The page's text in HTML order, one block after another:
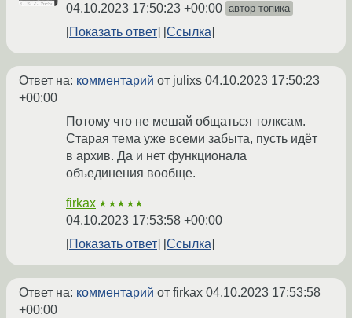
04.10.2023 17:50:23 +00:00 автор топика
Показать ответ Ссылка
Ответ на: комментарий от julixs 04.10.2023 17:50:23
+00:00
Потому что не мешай общаться толксам.
Старая тема уже всеми забыта, пусть идёт
в архив. Да и нет функционала
объединения вообще.
firkax ★★★★★
04.10.2023 17:53:58 +00:00
Показать ответ
Ссылка
Ответ на: комментарий от firkax 04.10.2023 17:53:58
+00:00